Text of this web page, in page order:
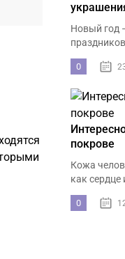
Новый год
0
покрове
Кожа
как сердце
0